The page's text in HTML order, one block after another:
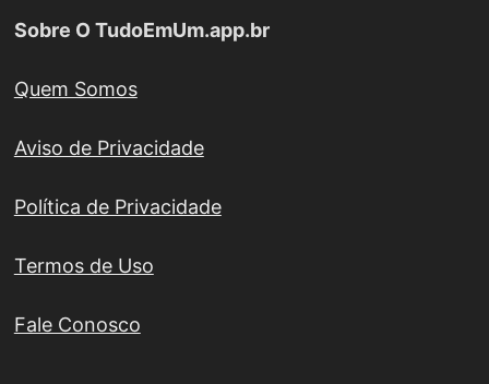
Sobre O TudoEmUm.app.br
Quem Somos
Aviso de Privacidade
Política de Privacidade
Termos de Uso
Fale Conosco